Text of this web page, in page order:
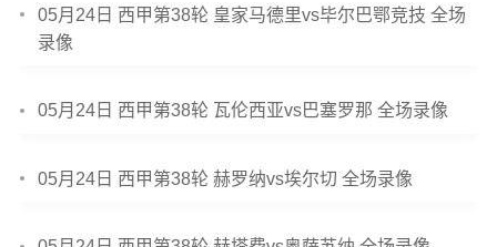
05月24日 西甲第38轮 皇家马德里vs毕尔巴鄂竞技 全场
录像
05月24日 西甲第38轮 瓦伦西亚vs巴塞罗那 全场录像
05月24日 西甲第38轮 赫罗纳vs埃尔切 全场录像